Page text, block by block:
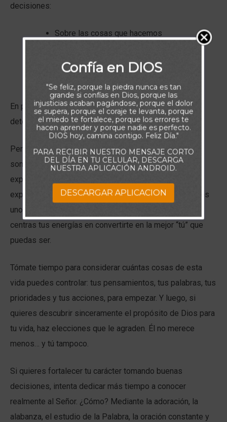
decisiones:
Sobre las cosas que hacemos
Sobre los pensamientos que elegimos
En pocas palabras, la calidad de esas decisiones
determina la calidad de nuestras vidas.
Pero, sin embargo cómo humanos imperfectos que
somos, podemos caer en la tentación de cumplir las
expectativas de la sociedad y no centrarnos en las
expectativas de Dios. En esos momentos, el consejo es
uno, querida amiga: buscar la guía de Dios mientras
centras tus energías en convertirte en la mejor “tú” que
puedas ser.
Tómate tiempo para considerar cuántas cosas de esta
vida puedes controlar: tus pensamientos, tus palabras, tus
prioridades y tus acciones, para empezar. Y luego, si
quieres descubrir sinceramente el propósito de Dios para
tu vida, haz elecciones que le agraden. Él no merece
menos… y tú tampoco.
Si quieres fortalecer tu carácter tomando buenas
decisiones, intenta dedicar más tiempo a conocer
realmente al Señor. ¿Cómo? Mediante la adoración, la
alabanza, el estudio de la Palabra, la oración constante y
Confía en DIOS
"Se feliz, porque la piedra nunca es tan
grande si confías en Dios, porque las
injusticias acaban pagándose, porque el dolor
se supera, porque el coraje te levanta, porque
el miedo te fortalece, porque los errores te
hacen aprender y porque nadie es perfecto.
DIOS hoy, camina contigo. Feliz Día."
PARA RECIBIR NUESTRO MENSAJE CORTO
DEL DÍA EN TU CELULAR, DESCARGA
NUESTRA APLICACIÓN ANDROID.
DESCARGAR APLICACION